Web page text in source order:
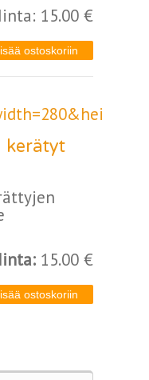
15.00 €
kerätyt
15.00 €